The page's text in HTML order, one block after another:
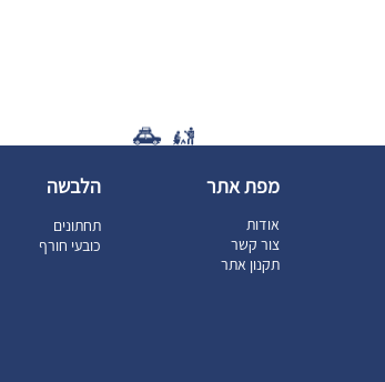
מפת אתר
אודות
צור קשר
תקנון אתר
הלבשה
תחתונים
כובעי חורף